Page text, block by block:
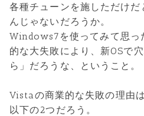
各種チューンを施しただけ
んじゃないだろうか。
Windows7を使ってみて思っ
的な大失敗により、新OSで
ら」だろうな、ということ。
Vistaの商業的な失敗の理由
以下の2つだろう。